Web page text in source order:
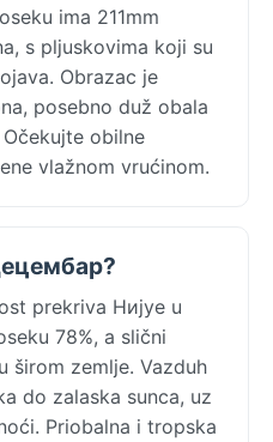
ima 211mm
s pljuskovima koji su
Obrazac je
posebno duž obala
obilne
vlažnom vrućinom.
prekriva Нијуе u
78%, a slični
širom zemlje. Vazduh
do zalaska sunca, uz
Priobalna i tropska